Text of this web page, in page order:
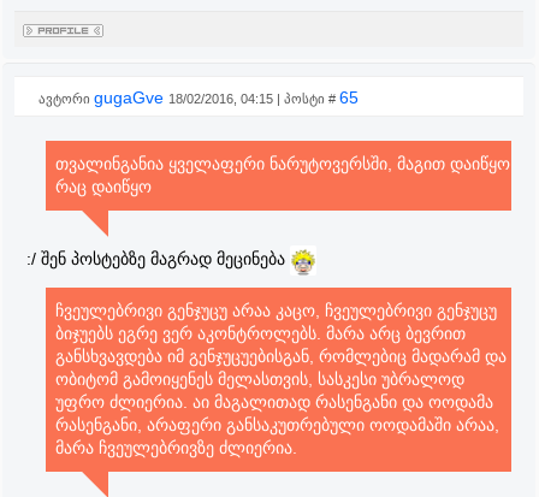
ავტორი gugaGve 18/02/2016, 04:15 | პოსტი # 65
თვალინგანია ყველაფერი ნარუტოვერსში, მაგით დაიწყო
რაც დაიწყო
:/ შენ პოსტებზე მაგრად მეცინება
ჩვეულებრივი გენჯუცუ არაა კაცო, ჩვეულებრივი გენჯუცუ
ბიჯუებს ეგრე ვერ აკონტროლებს. მარა არც ბევრით
განსხვავდება იმ გენჯუცუებისგან, რომლებიც მადარამ და
ობიტომ გამოიყენეს მელასთვის, სასკესი უბრალოდ
უფრო ძლიერია. აი მაგალითად რასენგანი და ოოდამა
რასენგანი, არაფერი განსაკუთრებული ოოდამაში არაა,
მარა ჩვეულებრივზე ძლიერია.